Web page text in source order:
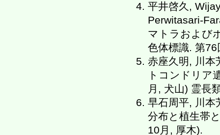
平井啓久,
Perwitasari-
マトラおよび
色体標識. 第
赤座久明, 川
トコンドリア
月, 犬山) 霊長
早石周平, 川本
分布と植生帯
10月, 厚木).